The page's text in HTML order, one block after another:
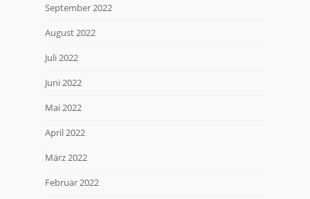
September 2022
August 2022
Juli 2022
Juni 2022
Mai 2022
April 2022
März 2022
Februar 2022